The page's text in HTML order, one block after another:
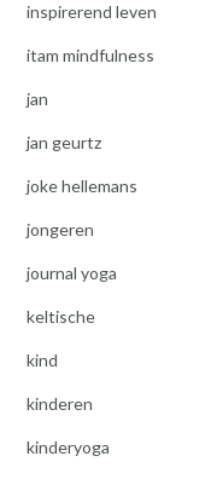
inspirerend leven
itam mindfulness
jan
jan geurtz
joke hellemans
jongeren
journal yoga
keltische
kind
kinderen
kinderyoga